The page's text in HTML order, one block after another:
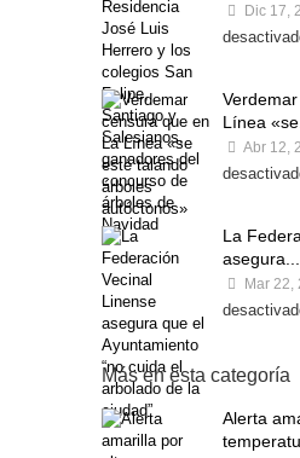
Dic 17,
Línea
Abr 12,
La
asegura...
Mar 22,
Más en esta categoría
Alerta